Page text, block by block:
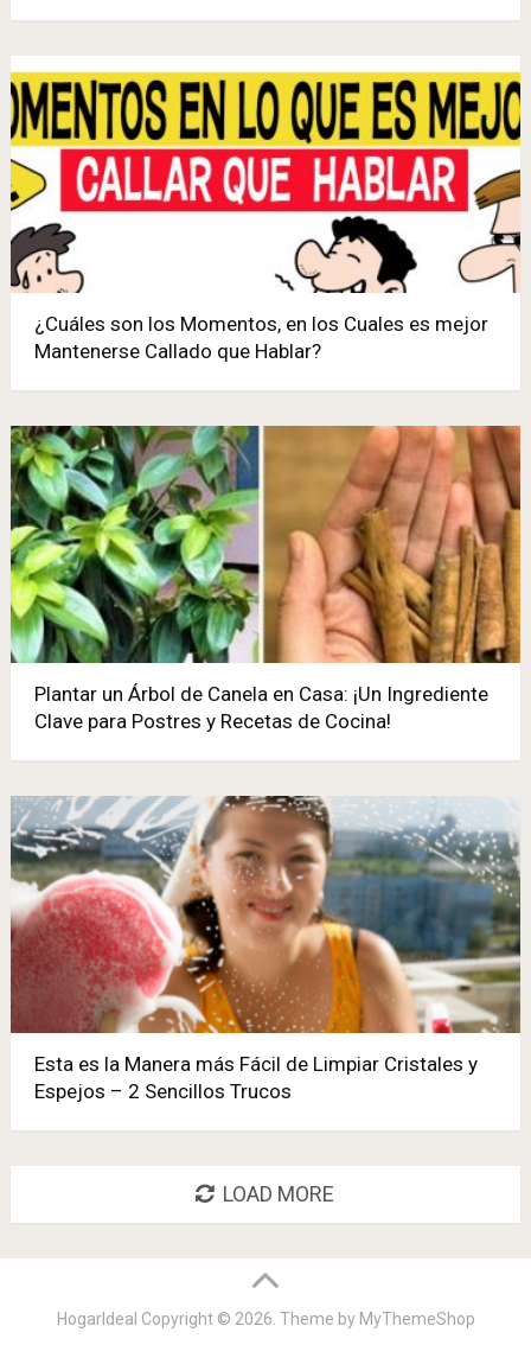
¿Cuáles son los Momentos, en los Cuales es mejor
Mantenerse Callado que Hablar?
Plantar un Árbol de Canela en Casa: ¡Un Ingrediente
Clave para Postres y Recetas de Cocina!
Esta es la Manera más Fácil de Limpiar Cristales y
Espejos – 2 Sencillos Trucos
LOAD MORE
HogarIdeal Copyright © 2026. Theme by MyThemeShop